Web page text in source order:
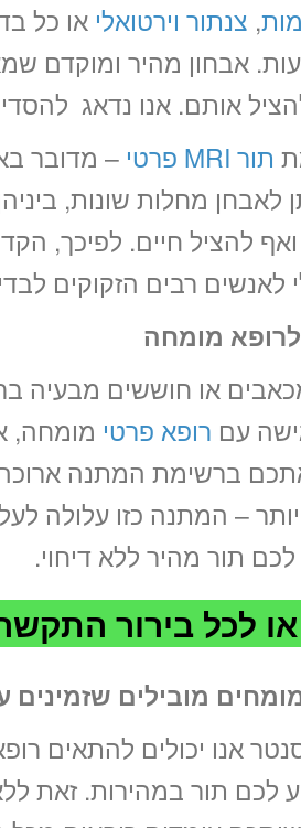
, צנתור וירטואלי או כל
אבחון מהיר ומוקדם
אותם. אנו נדאג
תור MRI פרטי
– מדובר
לאבחן מחלות שונות,
לאנשים רבים הזקוקים
מומחה
או חוששים מבעיה
עם רופא פרטי מומחה,
ברשימת המתנה
– המתנה כזו עלולה
תור מהיר ללא דיחוי.
לכל בירור
מובילים שזמינים
אנו יכולים להתאים
לכם תור במהירות. זאת